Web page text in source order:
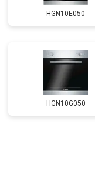
HGN10E050
HGN10G050